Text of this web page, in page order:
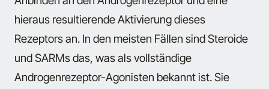
hieraus resultierende Aktivierung dieses
Rezeptors an. In den meisten Fällen sind Steroide
und SARMs das, was als vollständige
Androgenrezeptor-Agonisten bekannt ist. Sie